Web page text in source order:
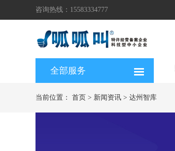
咨询热线：15583334777
全部服务
当前位置： 首页 > 新闻资讯 > 达州智库